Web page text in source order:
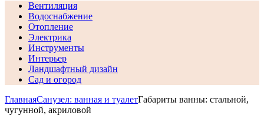
Вентиляция
Водоснабжение
Отопление
Электрика
Инструменты
Интерьер
Ландшафтный дизайн
Сад и огород
ГлавнаяСанузел: ванная и туалетГабариты ванны: стальной,
чугунной, акриловой